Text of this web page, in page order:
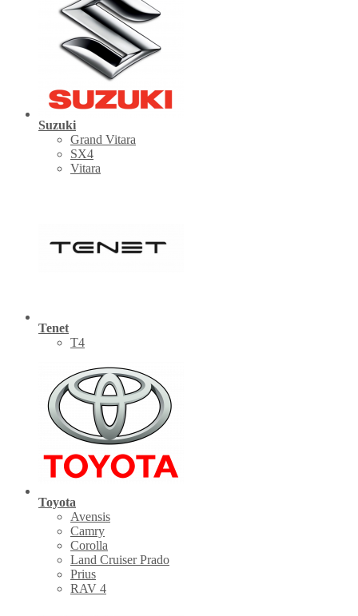
Suzuki
Grand Vitara
SX4
Vitara
Tenet
Т4
Toyota
Avensis
Camry
Corolla
Land Cruiser Prado
Prius
RAV 4